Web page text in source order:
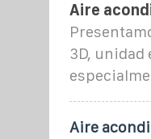
Aire
3D,
Aire